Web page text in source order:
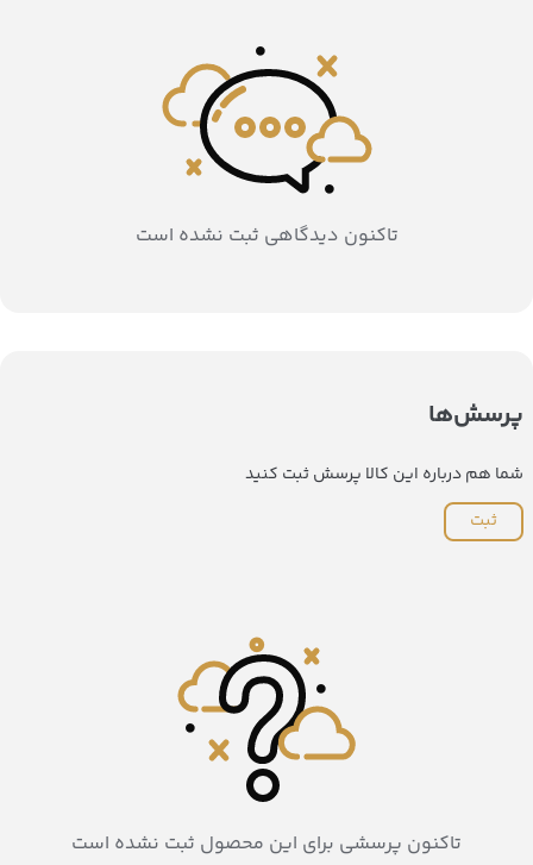
تاکنون دیدگاهی ثبت نشده است
پرسش‌ها
شما هم درباره این کالا پرسش ثبت کنید
ثبت
تاکنون پرسشی برای این محصول ثبت نشده است